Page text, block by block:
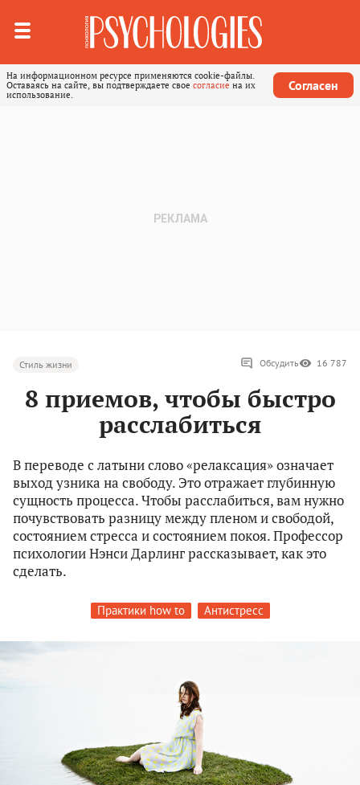
На информационном ресурсе применяются cookie-файлы.
Оставаясь на сайте, вы подтверждаете свое согласие на их
использование.
Согласен
Стиль жизни Обсудить 16 787
8 приемов, чтобы быстро
расслабиться
В переводе с латыни слово «релаксация» означает
выход узника на свободу. Это отражает глубинную
сущность процесса. Чтобы расслабиться, вам нужно
почувствовать разницу между пленом и свободой,
состоянием стресса и состоянием покоя. Профессор
психологии Нэнси Дарлинг рассказывает, как это
сделать.
Практики how to Антистресс